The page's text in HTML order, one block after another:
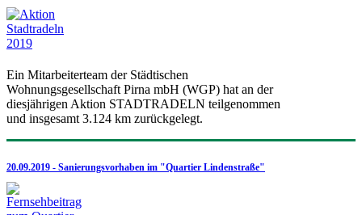
Ein Mitarbeiterteam der Städtischen
Wohnungsgesellschaft Pirna mbH (WGP) hat an der
diesjährigen Aktion STADTRADELN teilgenommen
und insgesamt 3.124 km zurückgelegt.
20.09.2019 - Sanierungsvorhaben im "Quartier Lindenstraße"